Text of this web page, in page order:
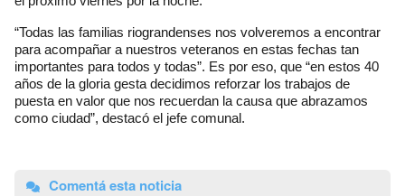
“Todas las familias riograndenses nos volveremos a encontrar
para acompañar a nuestros veteranos en estas fechas tan
importantes para todos y todas”. Es por eso, que “en estos 40
años de la gloria gesta decidimos reforzar los trabajos de
puesta en valor que nos recuerdan la causa que abrazamos
como ciudad”, destacó el jefe comunal.
Comentá esta noticia